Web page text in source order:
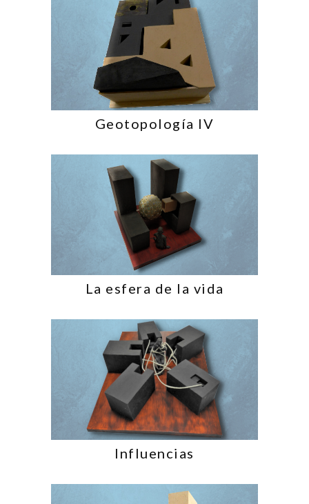
Geotopología IV
La esfera de la vida
Influencias